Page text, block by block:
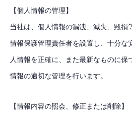
TOP COMPANY SERVICE
【個人情報の管理】
当社は、個人情報の漏洩、滅失、毀損
情報保護管理責任者を設置し、十分な
人情報を正確に、また最新なものに保
情報の適切な管理を行います。
【情報内容の照会、修正または削除】